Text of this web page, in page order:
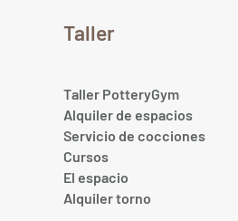
Taller
Taller PotteryGym
Alquiler de espacios
Servicio de cocciones
Cursos
El espacio
Alquiler torno